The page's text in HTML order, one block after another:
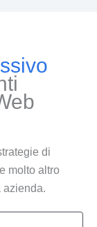
di
molto altro
azienda.